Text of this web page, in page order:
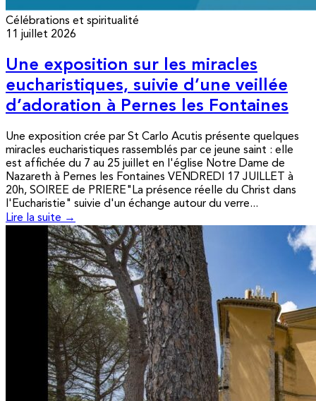
Célébrations et spiritualité
11 juillet 2026
Une exposition sur les miracles
eucharistiques, suivie d’une veillée
d’adoration à Pernes les Fontaines
Une exposition crée par St Carlo Acutis présente quelques
miracles eucharistiques rassemblés par ce jeune saint : elle
est affichée du 7 au 25 juillet en l'église Notre Dame de
Nazareth à Pernes les Fontaines VENDREDI 17 JUILLET à
20h, SOIREE de PRIERE"La présence réelle du Christ dans
l'Eucharistie" suivie d'un échange autour du verre...
Lire la suite →